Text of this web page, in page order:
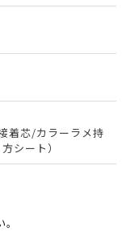
着芯/カラーラメ持
シート）